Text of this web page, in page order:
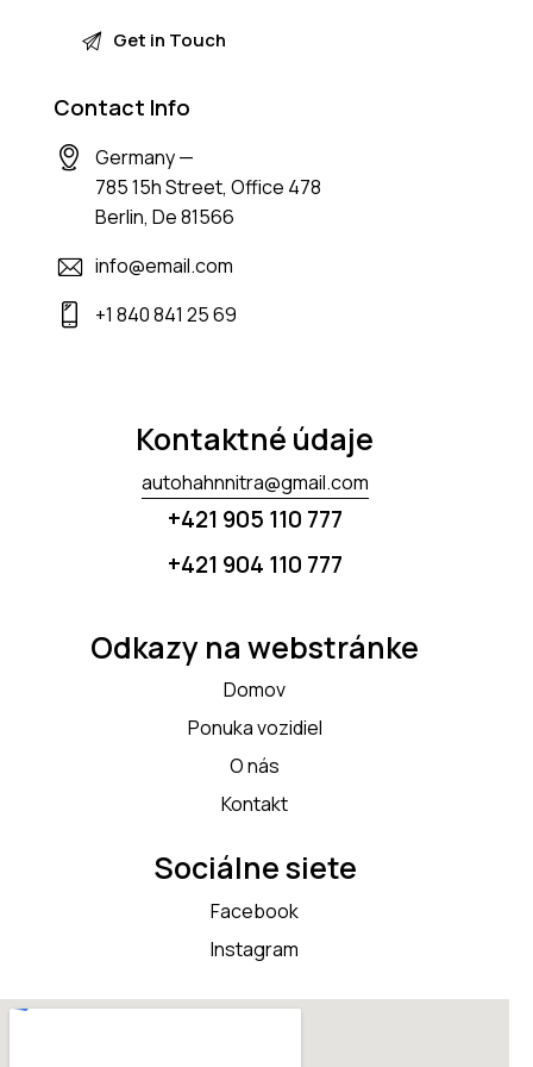
Contact Info
Germany —
785 15h Street, Office 478
Berlin, De 81566
info@email.com
+1 840 841 25 69
Kontaktné údaje
autohahnnitra@gmail.com
+421 905 110 777
+421 904 110 777
Odkazy na webstránke
Domov
Ponuka vozidiel
O nás
Kontakt
Sociálne siete
Facebook
Instagram